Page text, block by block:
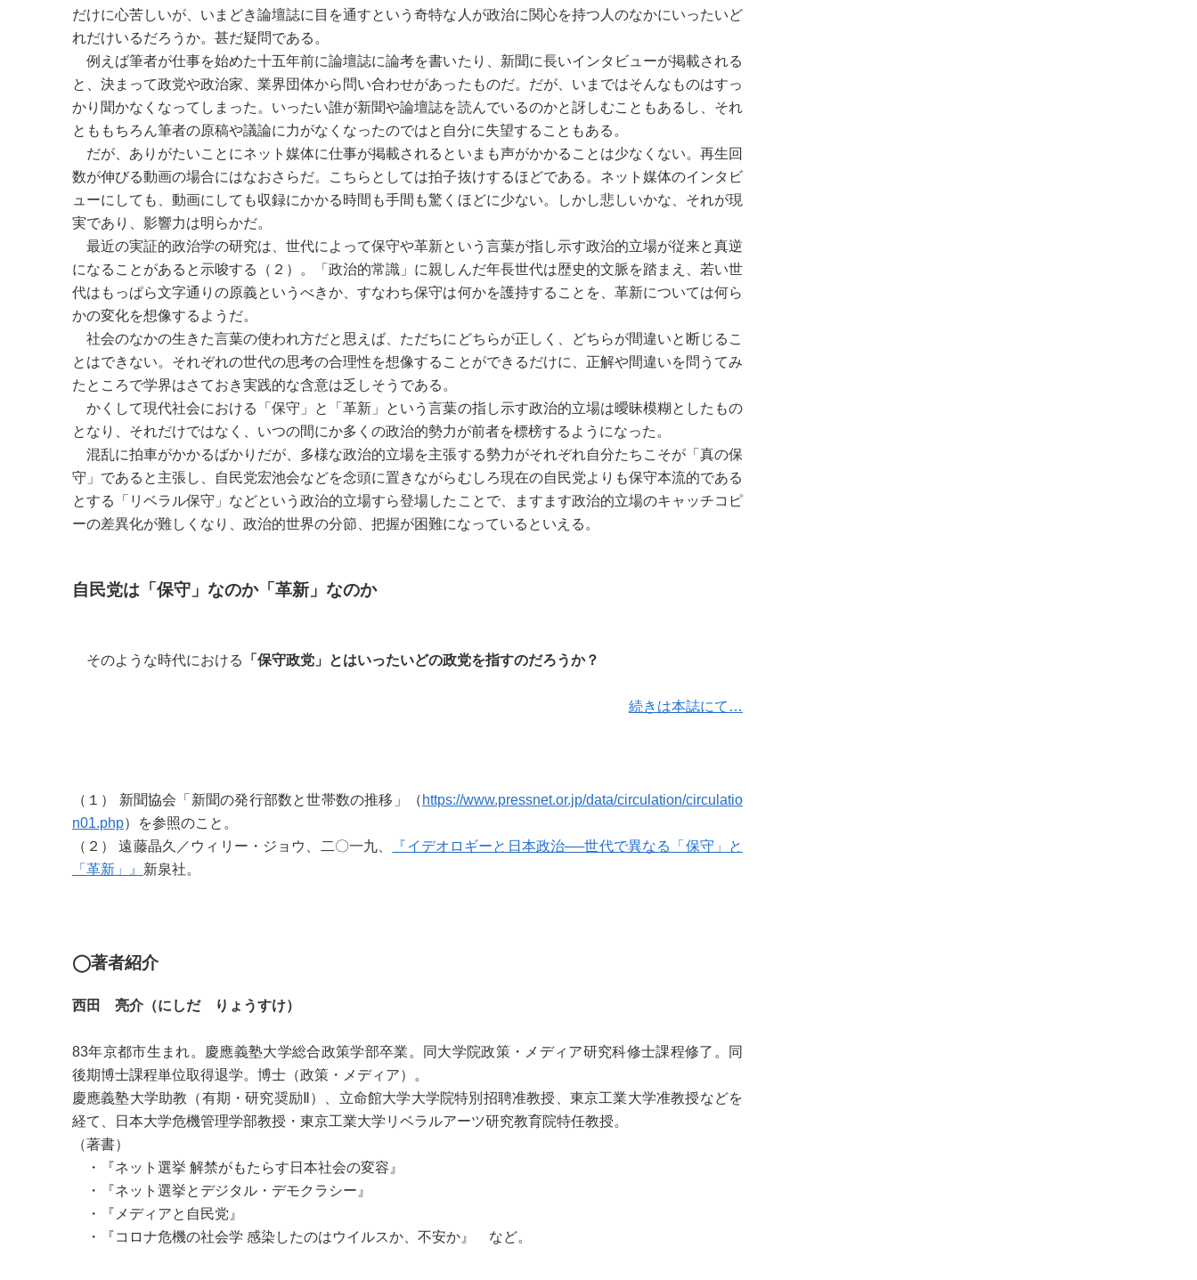
だけに心苦しいが、いまどき論壇誌に目を通すという奇特な人が政治に関心を持つ人のなかにいったいど
れだけいるだろうか。甚だ疑問である。
例えば筆者が仕事を始めた十五年前に論壇誌に論考を書いたり、新聞に長いインタビューが掲載される
と、決まって政党や政治家、業界団体から問い合わせがあったものだ。だが、いまではそんなものはすっ
かり聞かなくなってしまった。いったい誰が新聞や論壇誌を読んでいるのかと訝しむこともあるし、それ
とももちろん筆者の原稿や議論に力がなくなったのではと自分に失望することもある。
だが、ありがたいことにネット媒体に仕事が掲載されるといまも声がかかることは少なくない。再生回
数が伸びる動画の場合にはなおさらだ。こちらとしては拍子抜けするほどである。ネット媒体のインタビ
ューにしても、動画にしても収録にかかる時間も手間も驚くほどに少ない。しかし悲しいかな、それが現
実であり、影響力は明らかだ。
最近の実証的政治学の研究は、世代によって保守や革新という言葉が指し示す政治的立場が従来と真逆
になることがあると示唆する（２）。「政治的常識」に親しんだ年長世代は歴史的文脈を踏まえ、若い世
代はもっぱら文字通りの原義というべきか、すなわち保守は何かを護持することを、革新については何ら
かの変化を想像するようだ。
社会のなかの生きた言葉の使われ方だと思えば、ただちにどちらが正しく、どちらが間違いと断じるこ
とはできない。それぞれの世代の思考の合理性を想像することができるだけに、正解や間違いを問うてみ
たところで学界はさておき実践的な含意は乏しそうである。
かくして現代社会における「保守」と「革新」という言葉の指し示す政治的立場は曖昧模糊としたもの
となり、それだけではなく、いつの間にか多くの政治的勢力が前者を標榜するようになった。
混乱に拍車がかかるばかりだが、多様な政治的立場を主張する勢力がそれぞれ自分たちこそが「真の保
守」であると主張し、自民党宏池会などを念頭に置きながらむしろ現在の自民党よりも保守本流的である
とする「リベラル保守」などという政治的立場すら登場したことで、ますます政治的立場のキャッチコピ
ーの差異化が難しくなり、政治的世界の分節、把握が困難になっているといえる。
自民党は「保守」なのか「革新」なのか
そのような時代における 「保守政党」とはいったいどの政党を指すのだろうか？
続きは本誌にて…
（１） 新聞協会「新聞の発行部数と世帯数の推移」（ https://www.pressnet.or.jp/data/circulation/circulatio
n01.php）を参照のこと。
（２） 遠藤晶久／ウィリー・ジョウ、二〇一九、
『イデオロギーと日本政治──世代で異なる「保守」と
「革新」』 新泉社。
◯著者紹介
西田 亮介（にしだ りょうすけ）
83年京都市生まれ。慶應義塾大学総合政策学部卒業。同大学院政策・メディア研究科修士課程修了。同
後期博士課程単位取得退学。博士（政策・メディア）。
慶應義塾大学助教（有期・研究奨励Ⅱ）、立命館大学大学院特別招聘准教授、東京工業大学准教授などを
経て、日本大学危機管理学部教授・東京工業大学リベラルアーツ研究教育院特任教授。
（著書）
・『ネット選挙 解禁がもたらす日本社会の変容』
・『ネット選挙とデジタル・デモクラシー』
・『メディアと自民党』
・『コロナ危機の社会学 感染したのはウイルスか、不安か』 など。